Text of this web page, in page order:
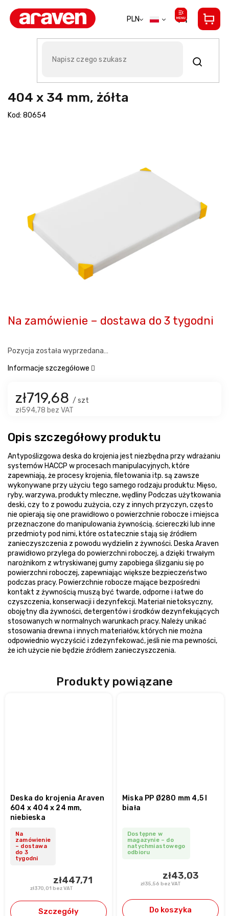
treści
PLN
Deska do krojenia Araven 604 x
404 x 34 mm, żółta
Kod: 80654
zł719,68 / szt
zł594,78 bez VAT
Na zamówienie – dostawa do 3 tygodni
Pozycja została wyprzedana…
Informacje szczegółowe
Produkty powiązane
Deska do krojenia Araven
604 x 404 x 24 mm,
niebieska
Na
zamówienie
– dostawa
do 3
tygodni
zł370,01 bez VAT
zł447,71
Szczegóły
Miska PP Ø280 mm 4,5 l
biała
Dostępne w
magazynie – do
natychmiastowego
odbioru
zł35,56 bez VAT
zł43,03
Do koszyka
Opis szczegółowy produktu
Antypoślizgowa deska do krojenia jest niezbędna przy wdrażaniu
systemów HACCP w procesach manipulacyjnych, które
zapewniają, że procesy krojenia, filetowania itp. są zawsze
wykonywane przy użyciu tego samego rodzaju produktu: Mięso,
ryby, warzywa, produkty mleczne, wędliny Podczas użytkowania
deski, czy to z powodu zużycia, czy z innych przyczyn, często
nie opierają się one prawidłowo o powierzchnie robocze i miejsca
przeznaczone do manipulowania żywnością. ściereczki lub inne
przedmioty pod nimi, które ostatecznie stają się źródłem
zanieczyszczenia z powodu wydzielin z żywności. Deska Araven
prawidłowo przylega do powierzchni roboczej, a dzięki trwałym
narożnikom z wtryskiwanej gumy zapobiega ślizganiu się po
powierzchni roboczej, zapewniając większe bezpieczeństwo
podczas pracy. Powierzchnie robocze mające bezpośredni
kontakt z żywnością muszą być twarde, odporne i łatwe do
czyszczenia, konserwacji i dezynfekcji. Materiał nietoksyczny,
obojętny dla żywności, detergentów i środków dezynfekujących
stosowanych w normalnych warunkach pracy. Należy unikać
stosowania drewna i innych materiałów, których nie można
odpowiednio wyczyścić i zdezynfekować, jeśli nie ma pewności,
że ich użycie nie będzie źródłem zanieczyszczenia.